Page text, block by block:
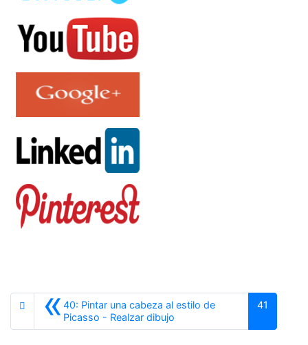
«40: Pintar una cabeza al estilo de
Picasso - Realzar dibujo
41